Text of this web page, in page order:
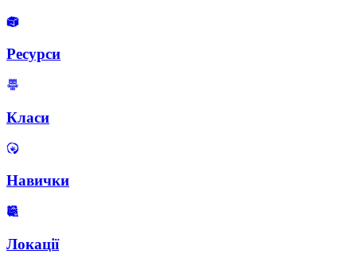
Ресурси
Класи
Навички
Локації